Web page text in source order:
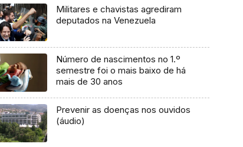
Militares e chavistas agrediram
deputados na Venezuela
Número de nascimentos no 1.º
semestre foi o mais baixo de há
mais de 30 anos
Prevenir as doenças nos ouvidos
(áudio)